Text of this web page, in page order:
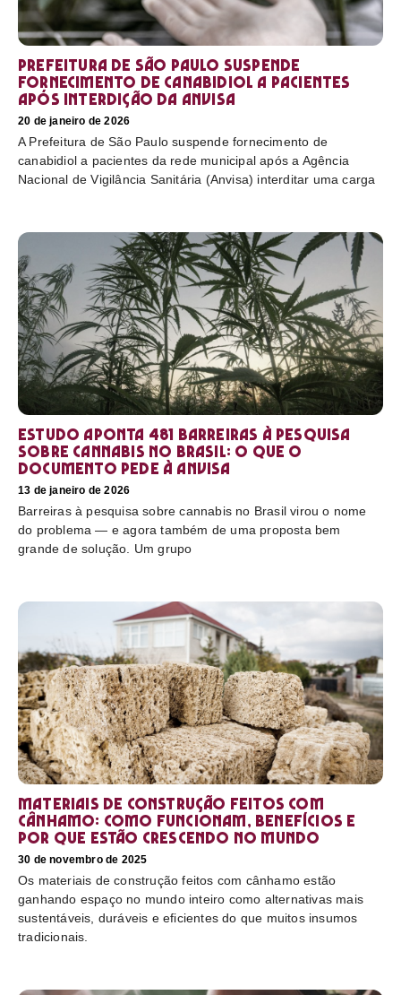
Prefeitura de São Paulo suspende
fornecimento de canabidiol a pacientes
após interdição da Anvisa
20 de janeiro de 2026
A Prefeitura de São Paulo suspende fornecimento de
canabidiol a pacientes da rede municipal após a Agência
Nacional de Vigilância Sanitária (Anvisa) interditar uma carga
Estudo aponta 481 barreiras à pesquisa
sobre cannabis no Brasil: o que o
documento pede à Anvisa
13 de janeiro de 2026
Barreiras à pesquisa sobre cannabis no Brasil virou o nome
do problema — e agora também de uma proposta bem
grande de solução. Um grupo
Materiais de construção feitos com
cânhamo: como funcionam, benefícios e
por que estão crescendo no mundo
30 de novembro de 2025
Os materiais de construção feitos com cânhamo estão
ganhando espaço no mundo inteiro como alternativas mais
sustentáveis, duráveis e eficientes do que muitos insumos
tradicionais.